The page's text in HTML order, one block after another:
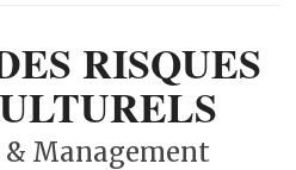
RISQUES
Management